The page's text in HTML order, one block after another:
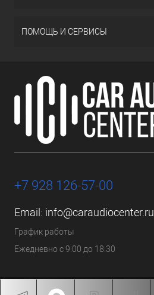
ПОМОЩЬ И СЕРВИСЫ
+7 928 126-57-00
Email: info@caraudiocenter.ru
График работы
Ежедневно с 9:00 до 18:30